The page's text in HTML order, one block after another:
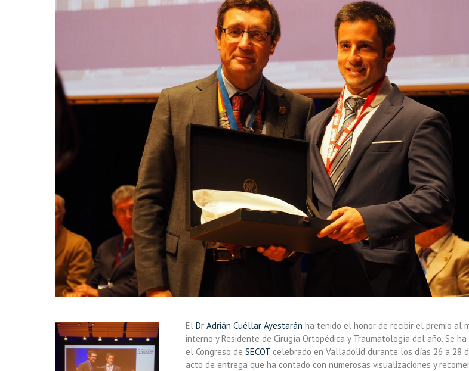
El Dr Adrián Cuéllar Ayestarán ha tenido el honor de recibir el premio al
interno y Residente de Cirugía Ortopédica y Traumatología del año. Se
el Congreso de SECOT celebrado en Valladolid durante los días 26 a 28
acto de entrega que ha contado con numerosas visualizaciones y